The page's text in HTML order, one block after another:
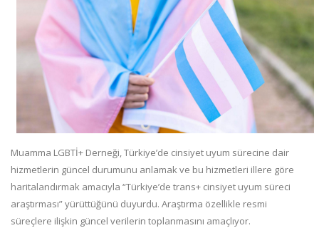
Muamma LGBTİ+ Derneği, Türkiye’de cinsiyet uyum sürecine dair
hizmetlerin güncel durumunu anlamak ve bu hizmetleri illere göre
haritalandırmak amacıyla “Türkiye’de trans+ cinsiyet uyum süreci
araştırması” yürüttüğünü duyurdu. Araştırma özellikle resmi
süreçlere ilişkin güncel verilerin toplanmasını amaçlıyor.